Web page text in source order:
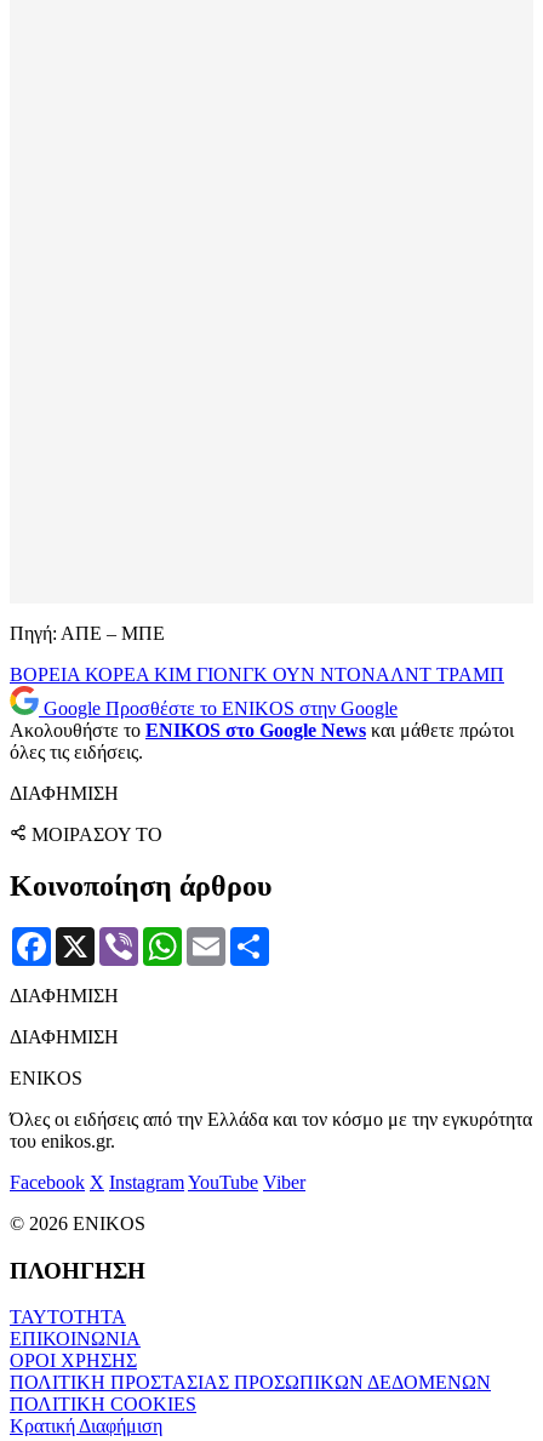
Πηγή: ΑΠΕ – ΜΠΕ
ΒΟΡΕΙΑ ΚΟΡΕΑ ΚΙΜ ΓΙΟΝΓΚ ΟΥΝ ΝΤΟΝΑΛΝΤ ΤΡΑΜΠ
Google Προσθέστε το ENIKOS στην Google
Ακολουθήστε το ENIKOS στο Google News και μάθετε πρώτοι
όλες τις ειδήσεις.
ΔΙΑΦΗΜΙΣΗ
ΜΟΙΡΑΣΟΥ ΤΟ
Κοινοποίηση άρθρου
Facebook
X Viber WhatsApp
Email
ΔΙΑΦΗΜΙΣΗ
ΔΙΑΦΗΜΙΣΗ
ENIKOS
Όλες οι ειδήσεις από την Ελλάδα και τον κόσμο με την εγκυρότητα
του enikos.gr.
Facebook X InstagramYouTube Viber
© 2026 ENIKOS
ΠΛΟΗΓΗΣΗ
ΤΑΥΤΟΤΗΤΑ
ΕΠΙΚΟΙΝΩΝΙΑ
ΟΡΟΙ ΧΡΗΣΗΣ
ΠΟΛΙΤΙΚΗ ΠΡΟΣΤΑΣΙΑΣ ΠΡΟΣΩΠΙΚΩΝ ΔΕΔΟΜΕΝΩΝ
ΠΟΛΙΤΙΚΗ COOKIES
Κρατική Διαφήμιση